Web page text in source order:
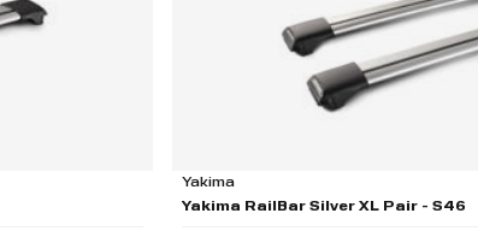
Yakima
Yakima RailBar Silver XL Pair - S46